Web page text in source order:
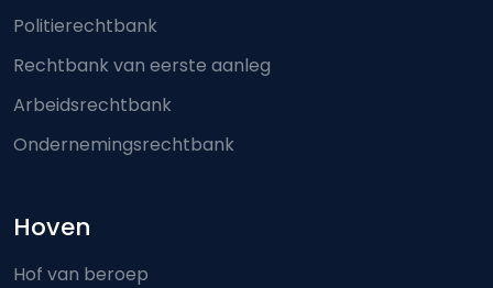
Politierechtbank
Rechtbank van eerste aanleg
Arbeidsrechtbank
Ondernemingsrechtbank
Hoven
Hof van beroep